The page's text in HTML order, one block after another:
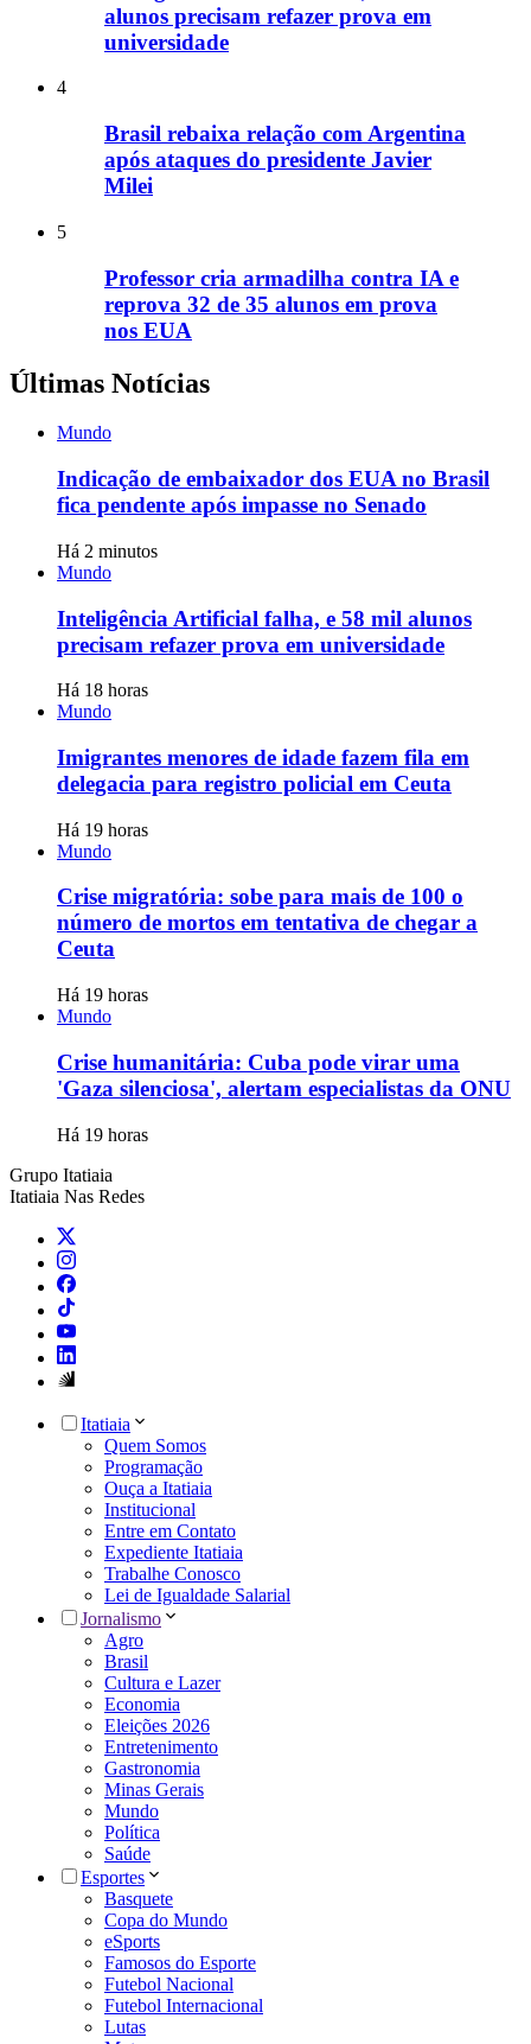
alunos precisam refazer prova em
universidade
4
Brasil rebaixa relação com Argentina
após ataques do presidente Javier
Milei
5
Professor cria armadilha contra IA e
reprova 32 de 35 alunos em prova
nos EUA
Últimas Notícias
Mundo
Indicação de embaixador dos EUA no Brasil
fica pendente após impasse no Senado
Há 2 minutos
Mundo
Inteligência Artificial falha, e 58 mil alunos
precisam refazer prova em universidade
Há 18 horas
Mundo
Imigrantes menores de idade fazem fila em
delegacia para registro policial em Ceuta
Há 19 horas
Mundo
Crise migratória: sobe para mais de 100 o
número de mortos em tentativa de chegar a
Ceuta
Há 19 horas
Mundo
Crise humanitária: Cuba pode virar uma
'Gaza silenciosa', alertam especialistas da ONU
Há 19 horas
Grupo Itatiaia
Itatiaia Nas Redes
Itatiaia
Quem Somos
Programação
Ouça a Itatiaia
Institucional
Entre em Contato
Expediente Itatiaia
Trabalhe Conosco
Lei de Igualdade Salarial
Jornalismo
Agro
Brasil
Cultura e Lazer
Economia
Eleições 2026
Entretenimento
Gastronomia
Minas Gerais
Mundo
Política
Saúde
Esportes
Basquete
Copa do Mundo
eSports
Famosos do Esporte
Futebol Nacional
Futebol Internacional
Lutas